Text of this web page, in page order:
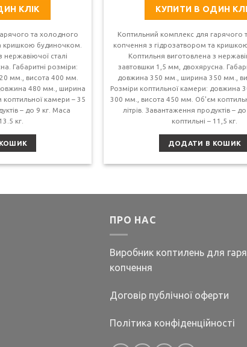
КЛІК
та холодного
кришкою будиночком.
нержавіючої сталі
Габаритні розміри:
мм., висота 400 мм.
480 мм., ширина
камери – 35
– до 9 кг. Маса
кг.
грн..
КУПИТИ В ОДИН
Коптильний комплекс для гарячого
копчення з гідрозатвором та
Коптильня виготовлена з
завтовшки 1,5 мм, двохярусна.
довжина 350 мм., ширина 350 мм.,
Розміри коптильної камери: довжина
300 мм., висота 450 мм. Об'єм
літрів. Завантаження продуктів –
коптильні – 11,5 кг.
ДОДАТИ В КОШИК
ПРО НАС
Виробник коптилень для
копчення
Договір публічної оферти
Політика конфіденційності